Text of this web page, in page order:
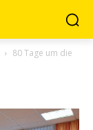
80 Tage um die